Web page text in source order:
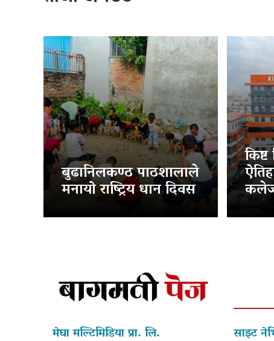
बुढानिलकण्ठ पाठशालाले
मनायो राष्ट्रिय धान दिवस
मेघा मल्टिमिडिया प्रा. लि. साइट